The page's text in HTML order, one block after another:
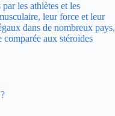
les athlètes et les
leur force et leur
dans de nombreux pays,
aux stéroïdes